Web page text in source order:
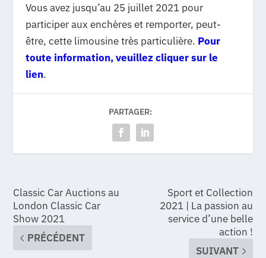
Vous avez jusqu’au 25 juillet 2021 pour
participer aux enchères et remporter, peut-
être, cette limousine très particulière. Pour
toute information, veuillez cliquer sur le
lien.
PARTAGER:
Classic Car Auctions au
London Classic Car
Show 2021
PRÉCÉDENT
Sport et Collection
2021 | La passion au
service d’une belle
action !
SUIVANT